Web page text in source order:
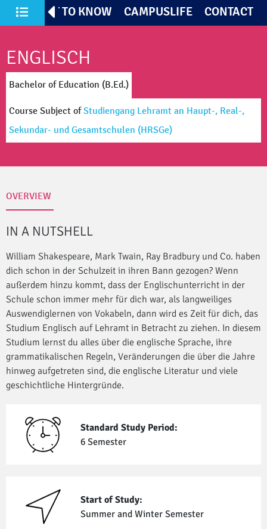
All Courses of Study
GET TO KNOW CAMPUSLIFE CONTACT
ENGLISCH
Bachelor of Education (B.Ed.)
Course Subject ofStudiengang Lehramt an Haupt-, Real-,
Sekundar- und Gesamtschulen (HRSGe)
OVERVIEW
IN A NUTSHELL
William Shakespeare, Mark Twain, Ray Bradbury und Co. haben
dich schon in der Schulzeit in ihren Bann gezogen? Wenn
außerdem hinzu kommt, dass der Englischunterricht in der
Schule schon immer mehr für dich war, als langweiliges
Auswendiglernen von Vokabeln, dann wird es Zeit für dich, das
Studium Englisch auf Lehramt in Betracht zu ziehen. In diesem
Studium lernst du alles über die englische Sprache, ihre
grammatikalischen Regeln, Veränderungen die über die Jahre
hinweg aufgetreten sind, die englische Literatur und viele
geschichtliche Hintergründe.
Standard Study Period:
6 Semester
Start of Study:
Summer and Winter Semester